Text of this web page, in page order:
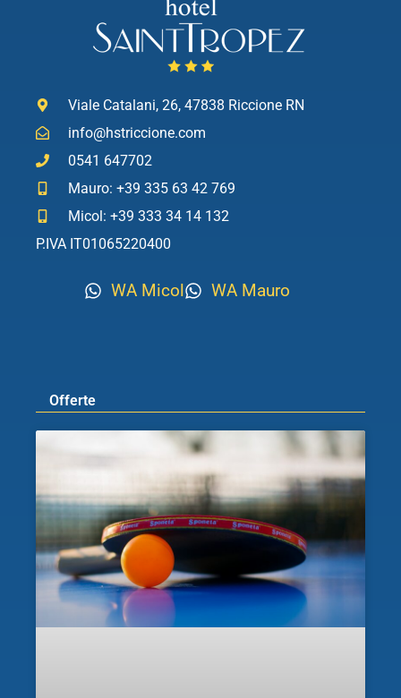
Viale Catalani, 26, 47838 Riccione RN
info@hstriccione.com
0541 647702
Mauro: +39 335 63 42 769
Micol: +39 333 34 14 132
P.IVA IT01065220400
WA Micol WA Mauro
Offerte